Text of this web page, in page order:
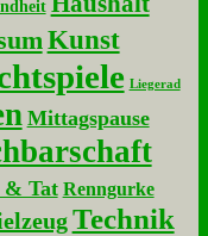
Kunst
Liegerad
Mittagspause
& Tat Renngurke
Technik